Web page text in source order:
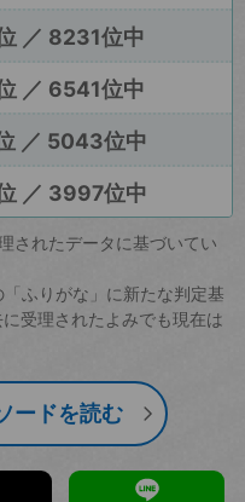
／ 8231位中
／ 6541位中
／ 5043位中
／ 3997位中
されたデータに基づいてい
ふりがな」に新たな判定基
受理されたよみでも現在は
ードを読む